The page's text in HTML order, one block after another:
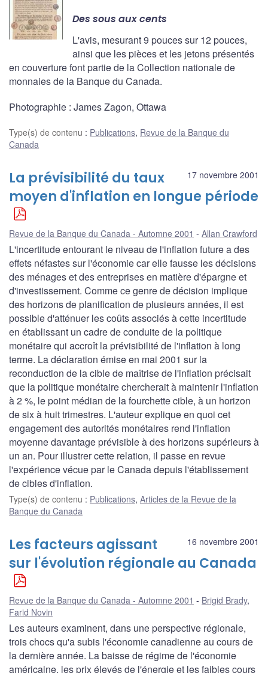
Des sous aux cents
L'avis, mesurant 9 pouces sur 12 pouces,
ainsi que les pièces et les jetons présentés
en couverture font partie de la Collection nationale de
monnaies de la Banque du Canada.
Photographie : James Zagon, Ottawa
Type(s) de contenu : Publications, Revue de la Banque du
Canada
17 novembre 2001
La prévisibilité du taux
moyen d'inflation en longue période
Revue de la Banque du Canada - Automne 2001 Allan Crawford
L'incertitude entourant le niveau de l'inflation future a des
effets néfastes sur l'économie car elle fausse les décisions
des ménages et des entreprises en matière d'épargne et
d'investissement. Comme ce genre de décision implique
des horizons de planification de plusieurs années, il est
possible d'atténuer les coûts associés à cette incertitude
en établissant un cadre de conduite de la politique
monétaire qui accroît la prévisibilité de l'inflation à long
terme. La déclaration émise en mai 2001 sur la
reconduction de la cible de maîtrise de l'inflation précisait
que la politique monétaire chercherait à maintenir l'inflation
à 2 %, le point médian de la fourchette cible, à un horizon
de six à huit trimestres. L'auteur explique en quoi cet
engagement des autorités monétaires rend l'inflation
moyenne davantage prévisible à des horizons supérieurs à
un an. Pour illustrer cette relation, il passe en revue
l'expérience vécue par le Canada depuis l'établissement
de cibles d'inflation.
Type(s) de contenu : Publications, Articles de la Revue de la
Banque du Canada
16 novembre 2001
Les facteurs agissant
sur l'évolution régionale au Canada
Revue de la Banque du Canada - Automne 2001 Brigid Brady,
Farid Novin
Les auteurs examinent, dans une perspective régionale,
trois chocs qu'a subis l'économie canadienne au cours de
la dernière année. La baisse de régime de l'économie
américaine, les prix élevés de l'énergie et les faibles cours